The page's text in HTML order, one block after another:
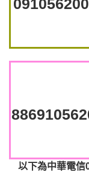
以下為中華電信